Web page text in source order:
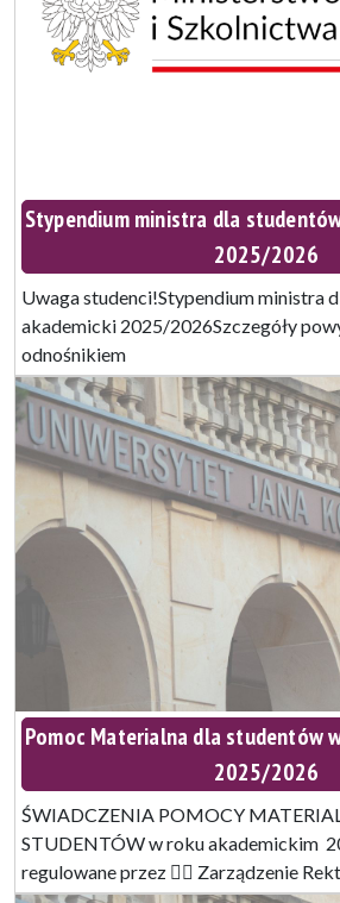
Stypendium ministra dla
2025/2026
Uwaga studenci!Stypendium ministra
akademicki 2025/2026Szczegóły
odnośnikiem
Pomoc Materialna dla studentów
2025/2026
ŚWIADCZENIA POMOCY
STUDENTÓW w roku akademickim
regulowane przez 👉🏼 Zarządzenie